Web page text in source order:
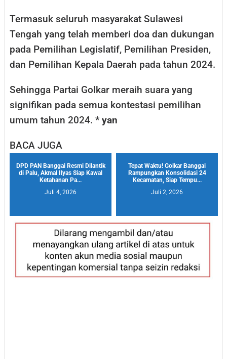
Termasuk seluruh masyarakat Sulawesi
Tengah yang telah memberi doa dan dukungan
pada Pemilihan Legislatif, Pemilihan Presiden,
dan Pemilihan Kepala Daerah pada tahun 2024.
Sehingga Partai Golkar meraih suara yang
signifikan pada semua kontestasi pemilihan
umum tahun 2024. * yan
BACA JUGA
DPD PAN Banggai Resmi Dilantik
di Palu, Akmal Ilyas Siap Kawal
Ketahanan Pa...
Juli 4, 2026
Tepat Waktu! Golkar Banggai
Rampungkan Konsolidasi 24
Kecamatan, Siap Tempu...
Juli 2, 2026